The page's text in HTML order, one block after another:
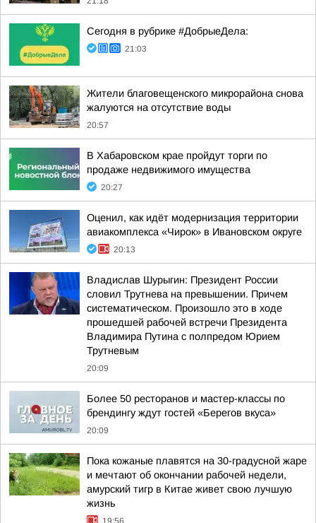
Сегодня в рубрике #ДобрыеДела:
21:03
Жители благовещенского микрорайона снова
жалуются на отсутствие воды
20:57
В Хабаровском крае пройдут торги по
продаже недвижимого имущества
20:27
Оценил, как идёт модернизация территории
авиакомплекса «Чирок» в Ивановском округе
20:13
Владислав Шурыгин: Президент России
словил Трутнева на превышении. Причем
систематическом. Произошло это в ходе
прошедшей рабочей встречи Президента
Владимира Путина с полпредом Юрием
Трутневым
20:09
Более 50 ресторанов и мастер-классы по
брендингу ждут гостей «Берегов вкуса»
20:09
Пока кожаные плавятся на 30-градусной жаре
и мечтают об окончании рабочей недели,
амурский тигр в Китае живет свою лучшую
жизнь
19:56